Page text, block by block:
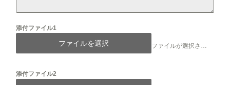
添付ファイル1
ファイルを選択
添付ファイル2